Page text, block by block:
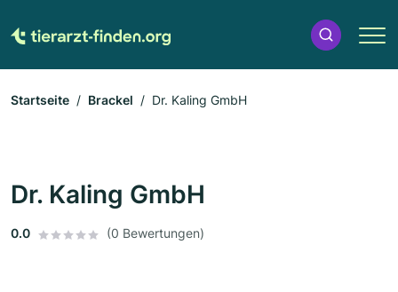
Startseite Brackel Dr. Kaling GmbH
Dr. Kaling GmbH
0.0 (0 Bewertungen)